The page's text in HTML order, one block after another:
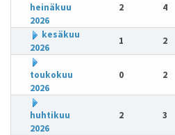
heinäkuu
2026
2 4
kesäkuu
2026
1 2
toukokuu
2026
0 2
huhtikuu
2026
2 3